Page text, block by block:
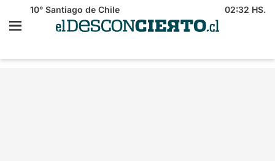
10° Santiago de Chile 02:32 HS.